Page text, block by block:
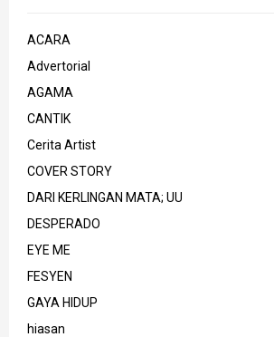
ACARA
Advertorial
AGAMA
CANTIK
Cerita Artist
COVER STORY
DARI KERLINGAN MATA; UU
DESPERADO
EYE ME
FESYEN
GAYA HIDUP
hiasan